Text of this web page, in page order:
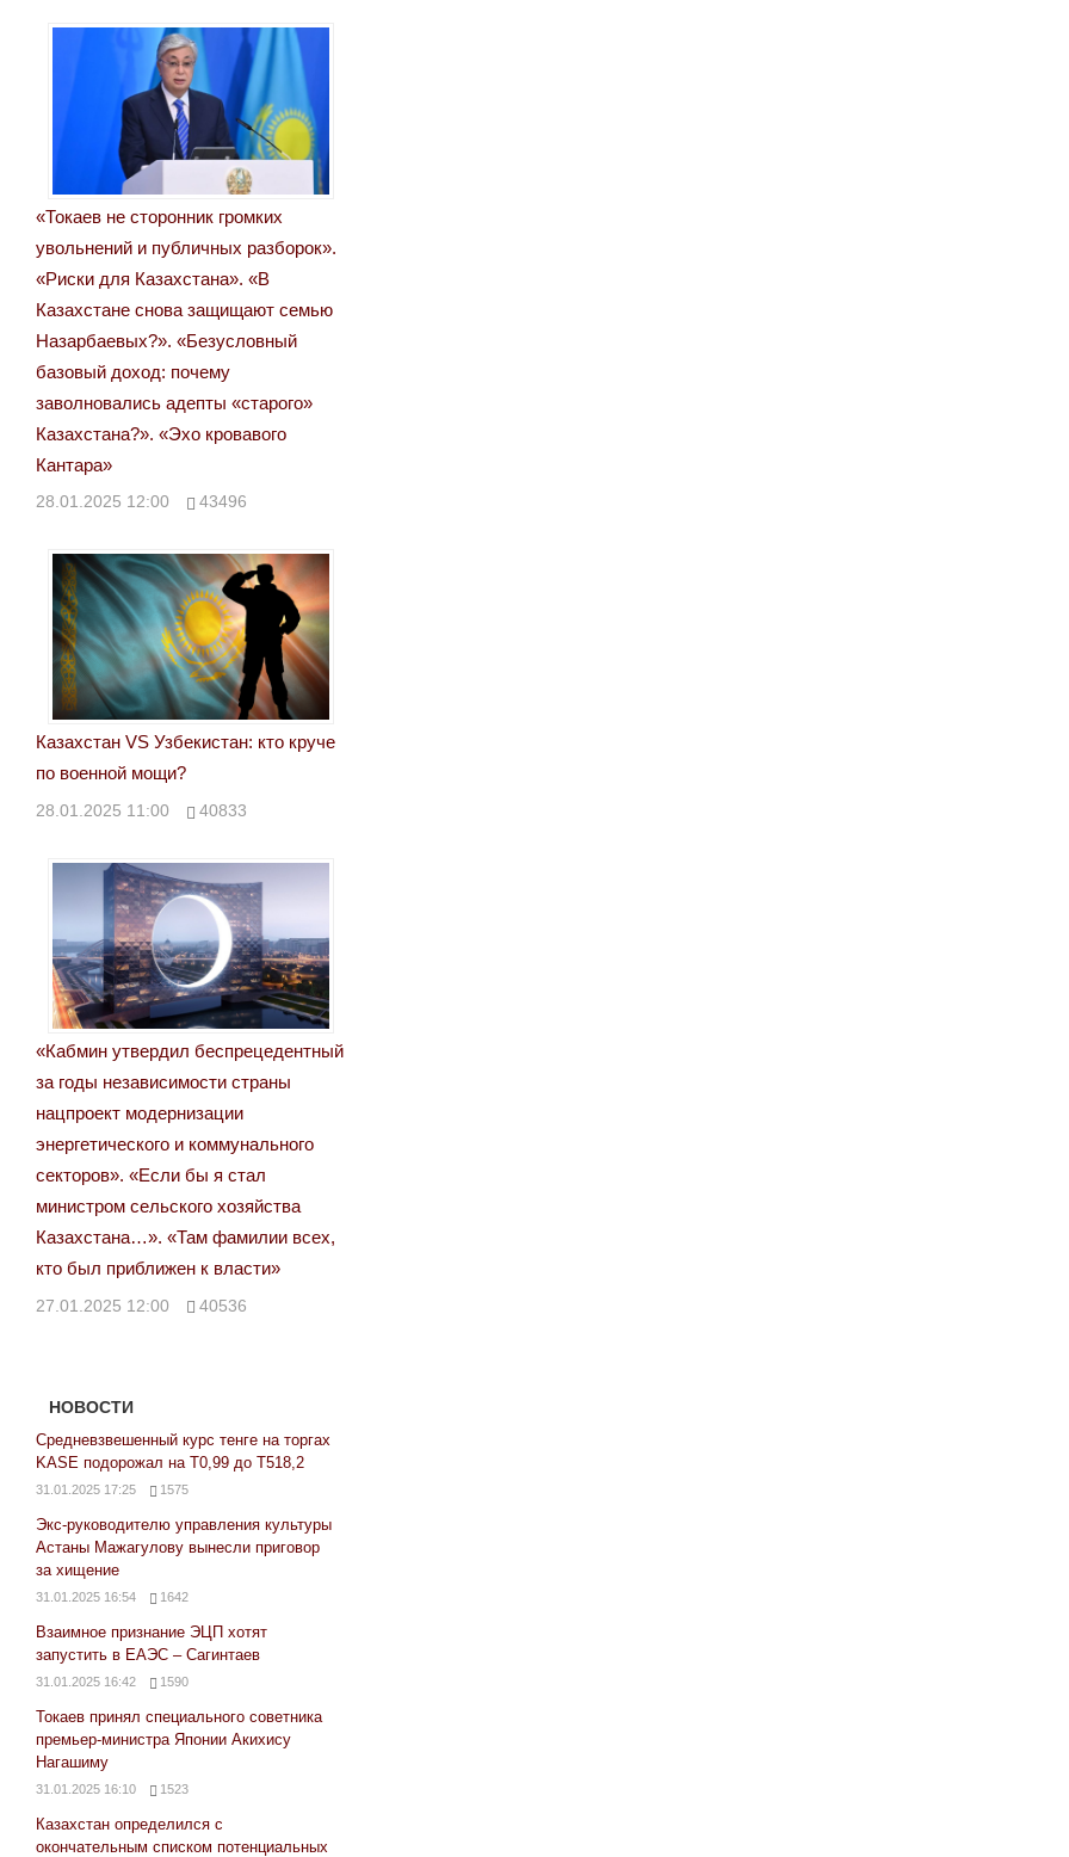
«Токаев не сторонник громких
увольнений и публичных разборок».
«Риски для Казахстана». «В
Казахстане снова защищают семью
Назарбаевых?». «Безусловный
базовый доход: почему
заволновались адепты «старого»
Казахстана?». «Эхо кровавого
Кантара»
28.01.2025 12:00 43496
Казахстан VS Узбекистан: кто круче
по военной мощи?
28.01.2025 11:00 40833
«Кабмин утвердил беспрецедентный
за годы независимости страны
нацпроект модернизации
энергетического и коммунального
секторов». «Если бы я стал
министром сельского хозяйства
Казахстана…». «Там фамилии всех,
кто был приближен к власти»
27.01.2025 12:00 40536
НОВОСТИ
Средневзвешенный курс тенге на торгах
KASE подорожал на Т0,99 до Т518,2
31.01.2025 17:25 1575
Экс-руководителю управления культуры
Астаны Мажагулову вынесли приговор
за хищение
31.01.2025 16:54 1642
Взаимное признание ЭЦП хотят
запустить в ЕАЭС – Сагинтаев
31.01.2025 16:42 1590
Токаев принял специального советника
премьер-министра Японии Акихису
Нагашиму
31.01.2025 16:10 1523
Казахстан определился с
окончательным списком потенциальных